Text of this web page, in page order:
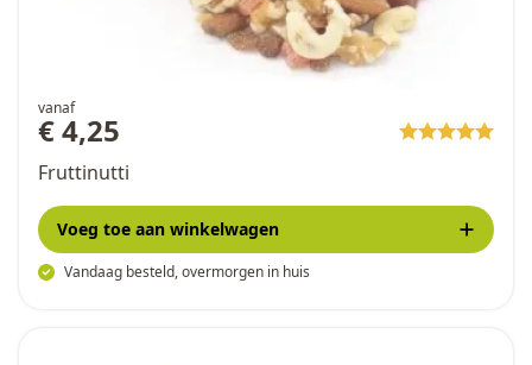
vanaf
€ 4,25
Fruttinutti
Vandaag besteld, overmorgen in huis
Voeg toe aan winkelwagen